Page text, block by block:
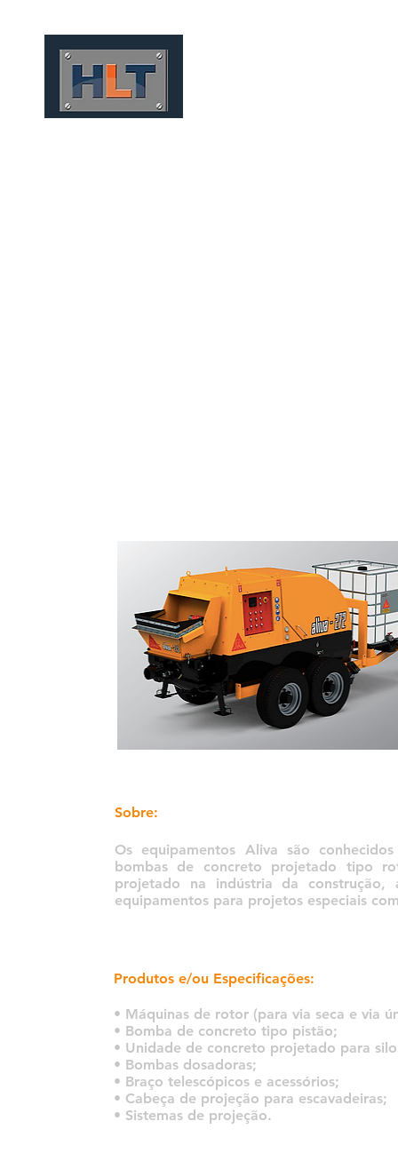
HOME QUEM SOMOS
Sobre:
Os equipamentos Aliva são
bombas de concreto projetado tipo
projetado na indústria da
equipamentos para projetos especiais
Produtos e/ou Especificações:
• Máquinas de rotor (para via seca e via
• Bomba de concreto tipo pistão;
• Unidade de concreto projetado para
• Bombas dosadoras;
• Braço telescópicos e acessórios;
• Cabeça de projeção para escavadeiras;
• Sistemas de projeção.